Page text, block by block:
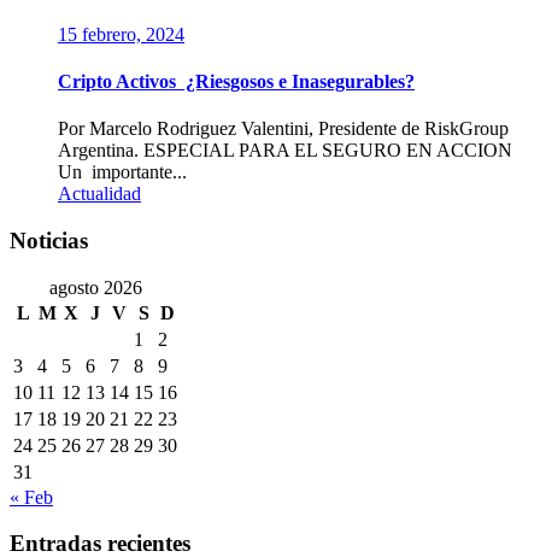
15 febrero, 2024
Cripto Activos ¿Riesgosos e Inasegurables?
Por Marcelo Rodriguez Valentini, Presidente de RiskGroup
Argentina. ESPECIAL PARA EL SEGURO EN ACCION
Un importante...
Actualidad
Noticias
agosto 2026
L M X J V S D
1
2
3
4 5 6 7 8
9
10 11 12 13 14 15 16
17 18 19 20 21 22 23
24 25 26 27 28 29 30
31
« Feb
Entradas recientes